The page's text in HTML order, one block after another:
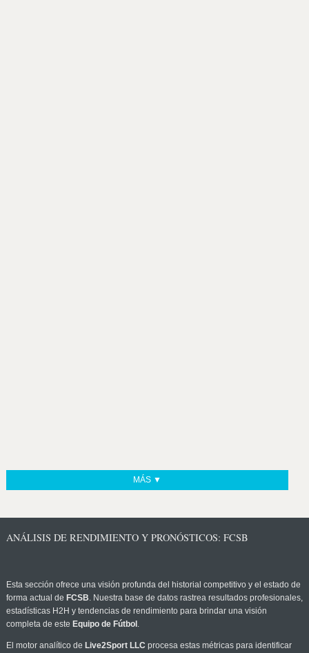
MÁS ▼
ANÁLISIS DE RENDIMIENTO Y PRONÓSTICOS: FCSB
Esta sección ofrece una visión profunda del historial competitivo y el estado de
forma actual de FCSB. Nuestra base de datos rastrea resultados profesionales,
estadísticas H2H y tendencias de rendimiento para brindar una visión
completa de este Equipo de Fútbol .
El motor analítico de Live2Sport LLC procesa estas métricas para identificar